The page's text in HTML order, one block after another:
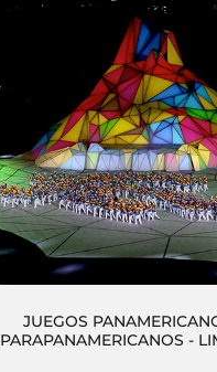
JUEGOS
PARAPANAMERICANOS -